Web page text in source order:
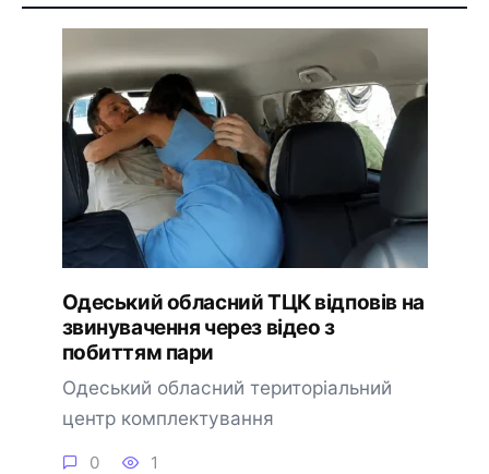
Одеський обласний ТЦК відповів на
звинувачення через відео з
побиттям пари
Одеський обласний територіальний
центр комплектування
0 1